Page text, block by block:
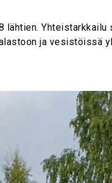
lähtien.
ja vesistöissä